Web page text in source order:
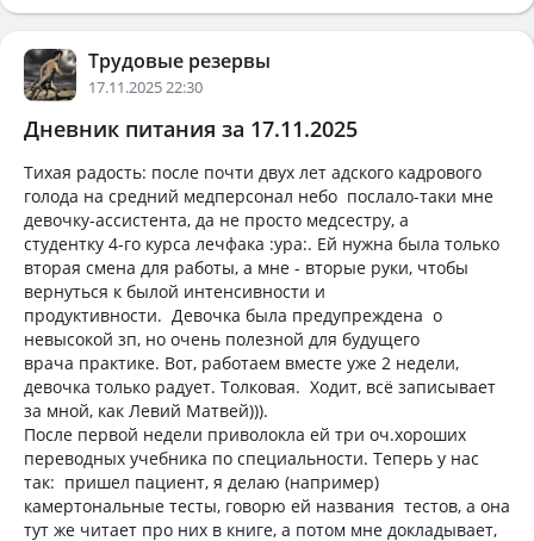
Трудовые резервы
17.11.2025 22:30
Дневник питания за 17.11.2025
Тихая радость: после почти двух лет адского кадрового
голода на средний медперсонал небо послало-таки мне
девочку-ассистента, да не просто медсестру, а
студентку 4-го курса лечфака :ура:. Ей нужна была только
вторая смена для работы, а мне - вторые руки, чтобы
вернуться к былой интенсивности и
продуктивности. Девочка была предупреждена о
невысокой зп, но очень полезной для будущего
врача практике. Вот, работаем вместе уже 2 недели,
девочка только радует. Толковая. Ходит, всё записывает
за мной, как Левий Матвей))).
После первой недели приволокла ей три оч.хороших
переводных учебника по специальности. Теперь у нас
так: пришел пациент, я делаю (например)
камертональные тесты, говорю ей названия тестов, а она
тут же читает про них в книге, а потом мне докладывает,